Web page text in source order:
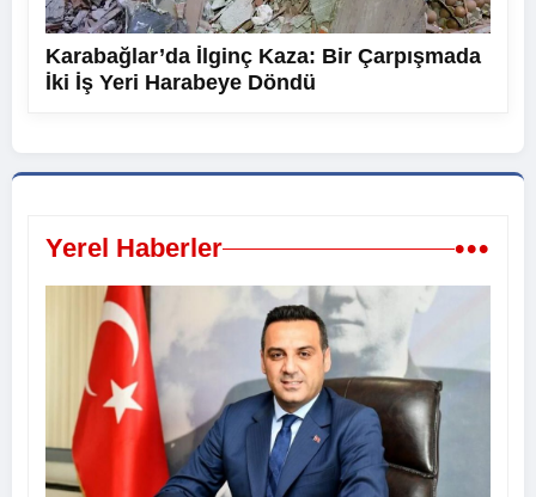
Karabağlar’da İlginç Kaza: Bir Çarpışmada
İki İş Yeri Harabeye Döndü
Yerel Haberler •••